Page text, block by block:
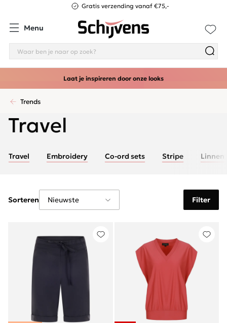
Gratis verzending vanaf €75,-
Menu
Laat je inspireren door onze looks
Trends
Travel
Travel Embroidery Co-ord sets Stripe Linnen
Filter
Sorteren